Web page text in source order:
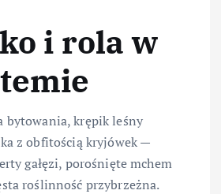
i rola w
bytowania, krępik leśny
z obfitością kryjówek —
gałęzi, porośnięte mchem
roślinność przybrzeżna.